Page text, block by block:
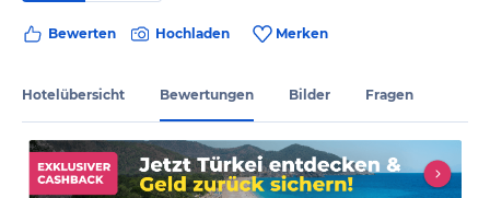
Bewerten Hochladen Merken
Hotelübersicht Bewertungen Bilder Fragen